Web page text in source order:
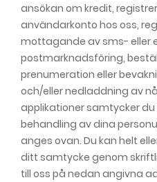
ansökan om kredit,
användarkonto hos oss,
mottagande av sms- eller
postmarknadsföring,
prenumeration eller
och/eller nedladdning av
applikationer samtycker
behandling av dina
anges ovan. Du kan helt
ditt samtycke genom
till oss på nedan angivna